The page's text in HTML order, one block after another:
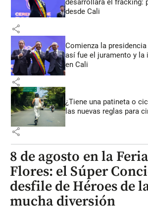
desarrollará el fracking:
desde Cali
share
Comienza la
así fue el juramento y la
en Cali
share
¿Tiene una patineta o
las nuevas reglas para
share
8 de agosto en la
Flores: el Súper
desfile de Héroes de
mucha diversión